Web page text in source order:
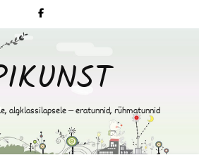
algklassilapsele – eratunnid, rühmatunnid